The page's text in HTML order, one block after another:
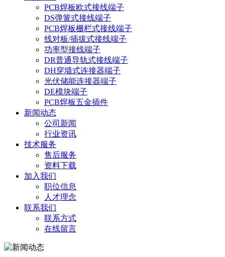
PCB焊板欧式接线端子
DS弹簧式接线端子
PCB焊板栅栏式接线端子
线对板/插拔式接线端子
功率型接线端子
DR普通导轨式接线端子
DH穿墙式连接器端子
光伏储能连接器端子
DE模块端子
PCB焊板五金插件
新闻动态
公司新闻
行业资讯
技术服务
售后服务
资料下载
加入我们
职位信息
人才理念
联系我们
联系方式
在线留言